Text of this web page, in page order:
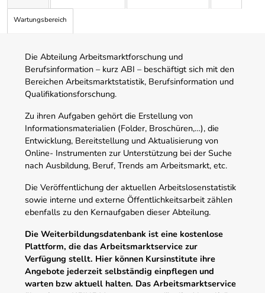
Wartungsbereich
Die Abteilung Arbeitsmarktforschung und
Berufsinformation – kurz ABI – beschäftigt sich mit den
Bereichen Arbeitsmarktstatistik, Berufsinformation und
Qualifikationsforschung.
Zu ihren Aufgaben gehört die Erstellung von
Informationsmaterialien (Folder, Broschüren,…), die
Entwicklung, Bereitstellung und Aktualisierung von
Online- Instrumenten zur Unterstützung bei der Suche
nach Ausbildung, Beruf, Trends am Arbeitsmarkt, etc.
Die Veröffentlichung der aktuellen Arbeitslosenstatistik
sowie interne und externe Öffentlichkeitsarbeit zählen
ebenfalls zu den Kernaufgaben dieser Abteilung.
Die Weiterbildungsdatenbank ist eine kostenlose
Plattform, die das Arbeitsmarktservice zur
Verfügung stellt. Hier können Kursinstitute ihre
Angebote jederzeit selbständig einpflegen und
warten bzw aktuell halten. Das Arbeitsmarktservice